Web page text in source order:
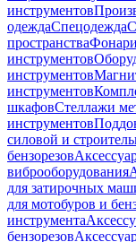
инструментов
одеждаСпецодежда
пространства
инструментов
инструментов
инструментов
шкафовСтеллажи
инструментов
силовой и
бензорезов
виброоборудования
для затирочных
для мотобуров и
инструмента
бензорезов